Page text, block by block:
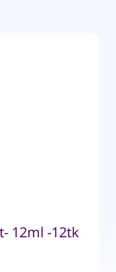
12ml -12tk